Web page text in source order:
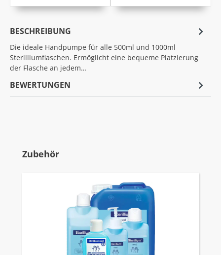
BESCHREIBUNG
Die ideale Handpumpe für alle 500ml und 1000ml
Sterilliumflaschen. Ermöglicht eine bequeme Platzierung
der Flasche an jedem…
BEWERTUNGEN
Produktgalerie überspringen
Zubehör